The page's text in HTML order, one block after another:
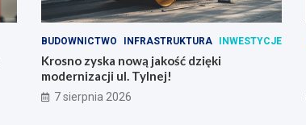
BUDOWNICTWO INFRASTRUKTURA INWESTYCJE
Krosno zyska nową jakość dzięki
modernizacji ul. Tylnej!
7 sierpnia 2026